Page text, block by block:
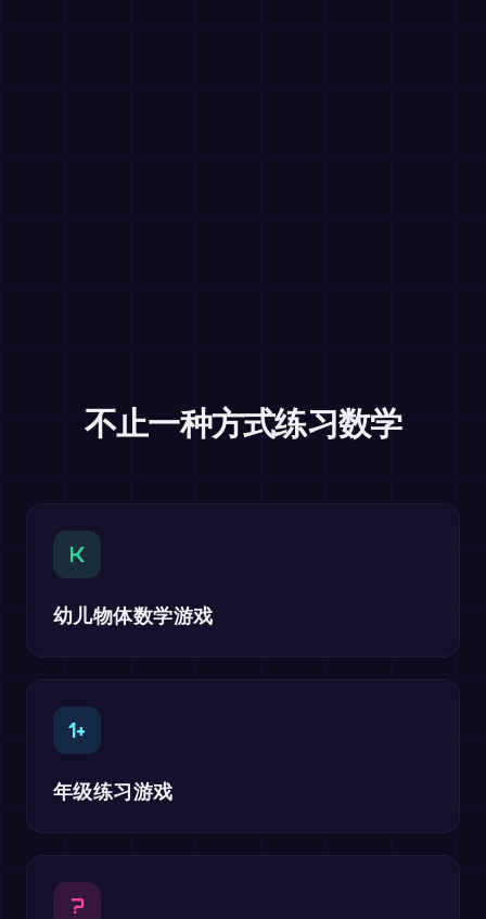
不止一种方式练习数学
K
幼儿物体数学游戏
1+
年级练习游戏
?